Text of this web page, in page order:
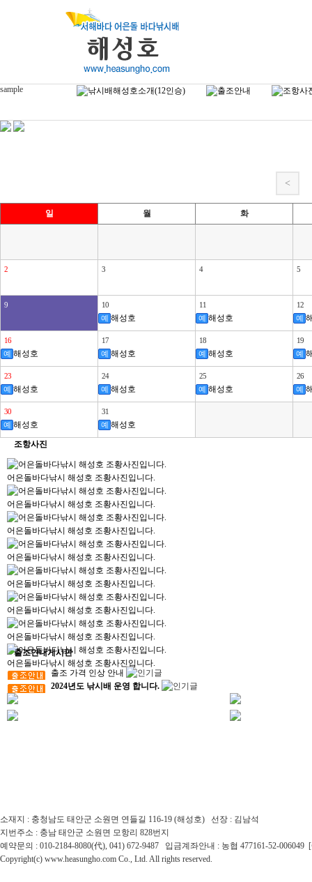
sample
<
일 월 화
2 3 4 5
9
10
예 해성호
11
예 해성호
12
예
16
예 해성호
17
예 해성호
18
예 해성호
19
예
23
예 해성호
24
예 해성호
25
예 해성호
26
예
30
예 해성호
31
예 해성호
조항사진
어은돌바다낚시 해성호 조황사진입니다.
어은돌바다낚시 해성호 조황사진입니다.
어은돌바다낚시 해성호 조황사진입니다.
어은돌바다낚시 해성호 조황사진입니다.
어은돌바다낚시 해성호 조황사진입니다.
어은돌바다낚시 해성호 조황사진입니다.
어은돌바다낚시 해성호 조황사진입니다.
어은돌바다낚시 해성호 조황사진입니다.
출조안내게시판
출조 가격 인상 안내
2024년도 낚시배 운영 합니다.
소재지 : 충청남도 태안군 소원면 연들길 116-19 (해성호) 선장 : 김남석
지번주소 : 충남 태안군 소원면 모항리 828번지
예약문의 : 010-2184-8080(代), 041) 672-9487 입금계좌안내 : 농협 477161-52-
Copyright(c) www.heasungho.com Co., Ltd. All rights reserved.